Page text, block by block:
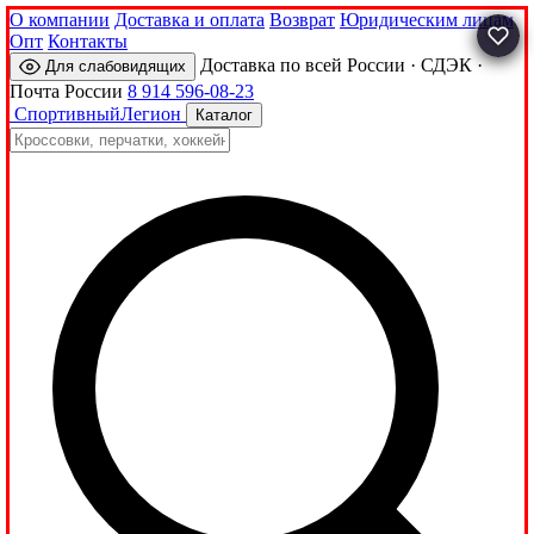
О компании Доставка и оплата Возврат Юридическим лицам
Опт Контакты
Для слабовидящих
Доставка по всей России · СДЭК ·
Почта России 8 914 596-08-23
СпортивныйЛегион Каталог